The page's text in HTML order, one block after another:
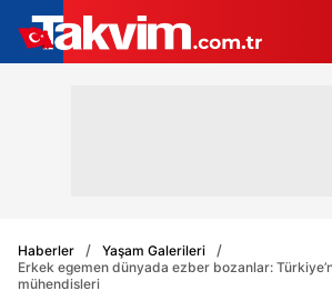
Haberler
Yaşam Galerileri
Erkek egemen dünyada ezber bozanlar:
mühendisleri